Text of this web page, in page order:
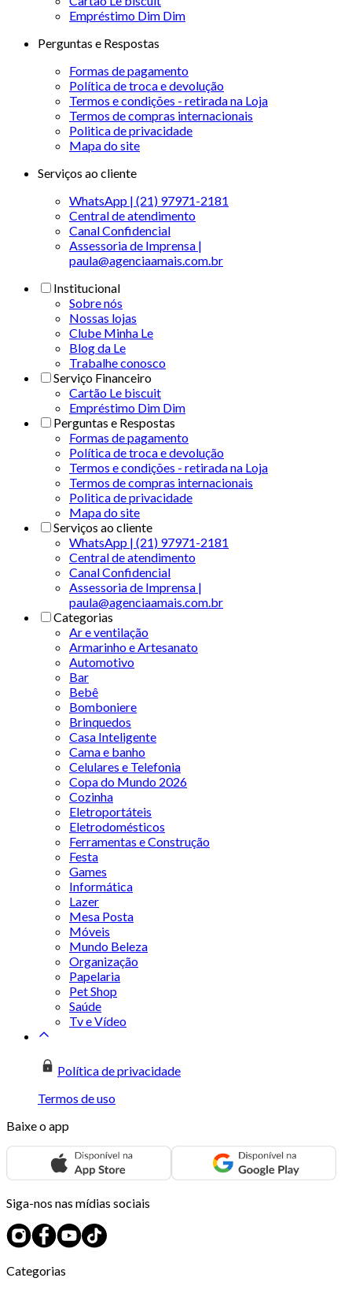
Empréstimo Dim Dim
Perguntas e Respostas
Formas de pagamento
Política de troca e devolução
Termos e condições - retirada na Loja
Termos de compras internacionais
Politica de privacidade
Mapa do site
Serviços ao cliente
WhatsApp | (21) 97971-2181
Central de atendimento
Canal Confidencial
Assessoria de Imprensa |
paula@agenciaamais.com.br
Institucional
Sobre nós
Nossas lojas
Clube Minha Le
Blog da Le
Trabalhe conosco
Serviço Financeiro
Cartão Le biscuit
Empréstimo Dim Dim
Perguntas e Respostas
Formas de pagamento
Política de troca e devolução
Termos e condições - retirada na Loja
Termos de compras internacionais
Politica de privacidade
Mapa do site
Serviços ao cliente
WhatsApp | (21) 97971-2181
Central de atendimento
Canal Confidencial
Assessoria de Imprensa |
paula@agenciaamais.com.br
Categorias
Ar e ventilação
Armarinho e Artesanato
Automotivo
Bar
Bebê
Bomboniere
Brinquedos
Casa Inteligente
Cama e banho
Celulares e Telefonia
Copa do Mundo 2026
Cozinha
Eletroportáteis
Eletrodomésticos
Ferramentas e Construção
Festa
Games
Informática
Lazer
Mesa Posta
Móveis
Mundo Beleza
Organização
Papelaria
Pet Shop
Saúde
Tv e Vídeo
Política de privacidade
Termos de uso
Baixe o app
Siga-nos nas mídias sociais
Categorias